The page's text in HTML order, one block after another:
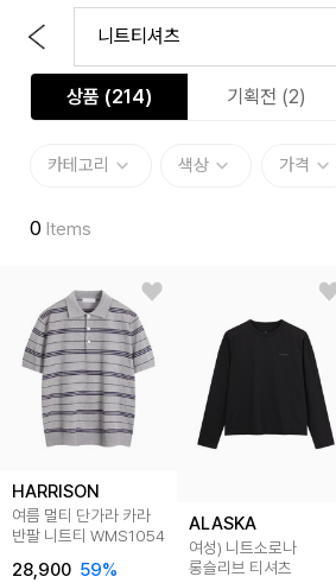
상품 (214) 기획전 (2)
카테고리 색상 가격
0 Items
HARRISON
여름 멀티 단가라 카라
반팔 니트티 WMS1054
28,900 59%
ALASKA
여성) 니트소로나
롱슬리브 티셔츠